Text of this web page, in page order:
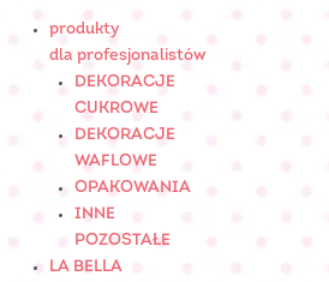
produkty
dla profesjonalistów
DEKORACJE
CUKROWE
DEKORACJE
WAFLOWE
OPAKOWANIA
INNE
POZOSTAŁE
LA BELLA